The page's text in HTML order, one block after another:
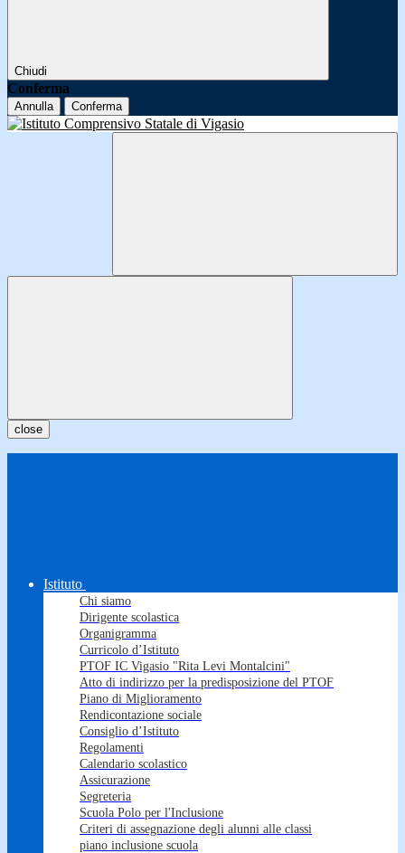
Chiudi
Conferma
Annulla Conferma
close
Istituto
Chi siamo
Dirigente scolastica
Organigramma
Curricolo d’Istituto
PTOF IC Vigasio "Rita Levi Montalcini"
Atto di indirizzo per la predisposizione del PTOF
Piano di Miglioramento
Rendicontazione sociale
Consiglio d’Istituto
Regolamenti
Calendario scolastico
Assicurazione
Segreteria
Scuola Polo per l'Inclusione
Criteri di assegnazione degli alunni alle classi
piano inclusione scuola